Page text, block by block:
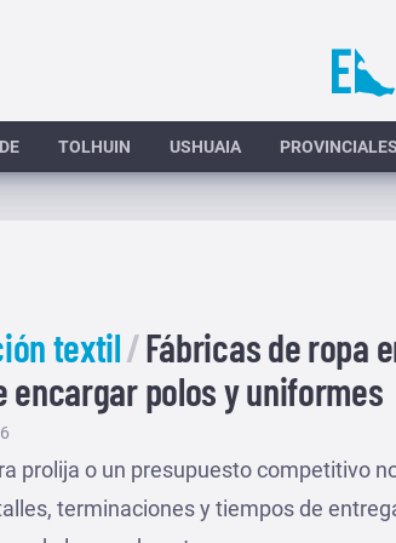
TOLHUIN USHUAIA PROVINCIALES
textil Fábricas de ropa
encargar polos y uniformes
prolija o un presupuesto competitivo
terminaciones y tiempos de